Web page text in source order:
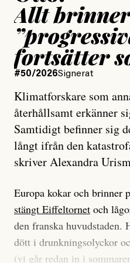
Allt
fortsätter
#50/2026Signerat
Klimatforskare som
återhållsamt erkänner
Samtidigt befinner sig
långt ifrån den
skriver Alexandra
Europa kokar och brinner
stängt Eiffeltornet och
den franska huvudstaden.
dött i drunkningsolyckor
(vi går redan in i